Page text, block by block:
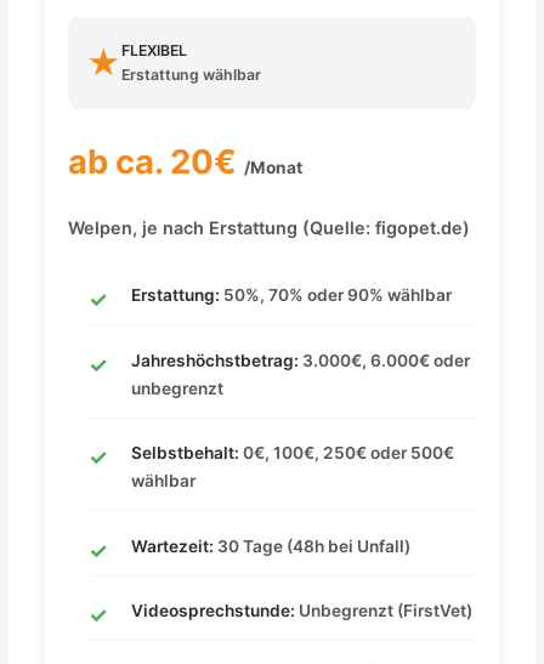
★FLEXIBEL
Erstattung wählbar
ab ca. 20€/Monat
Welpen, je nach Erstattung (Quelle: figopet.de)
Erstattung: 50%, 70% oder 90% wählbar
Jahreshöchstbetrag: 3.000€, 6.000€ oder
unbegrenzt
Selbstbehalt: 0€, 100€, 250€ oder 500€
wählbar
Wartezeit: 30 Tage (48h bei Unfall)
Videosprechstunde: Unbegrenzt (FirstVet)